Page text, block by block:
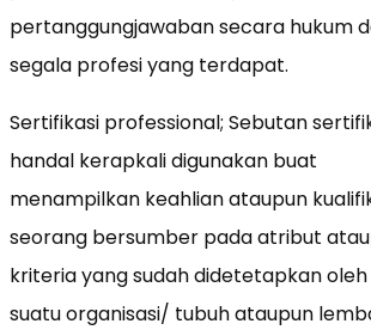
pertanggungjawaban secara hukum
segala profesi yang terdapat.
Sertifikasi professional; Sebutan
handal kerapkali digunakan buat
menampilkan keahlian ataupun
seorang bersumber pada atribut
kriteria yang sudah didetetapkan oleh
suatu organisasi/ tubuh ataupun